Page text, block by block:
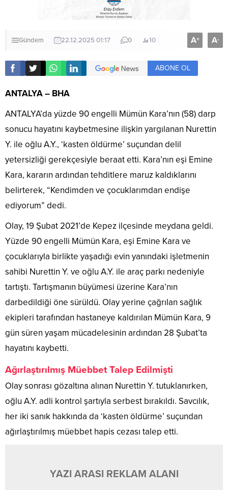
Gündem 22.12.2025 01:17 0 10 A+ A-
ABONE OL
ANTALYA – BHA
ANTALYA’da yüzde 90 engelli Mümün Kara’nın (58) darp
sonucu hayatını kaybetmesine ilişkin yargılanan Nurettin
Y. ile oğlu A.Y., ‘kasten öldürme’ suçundan delil
yetersizliği gerekçesiyle beraat etti. Kara’nın eşi Emine
Kara, kararın ardından tehditlere maruz kaldıklarını
belirterek, “Kendimden ve çocuklarımdan endişe
ediyorum” dedi.
Olay, 19 Şubat 2021’de Kepez ilçesinde meydana geldi.
Yüzde 90 engelli Mümün Kara, eşi Emine Kara ve
çocuklarıyla birlikte yaşadığı evin yanındaki işletmenin
sahibi Nurettin Y. ve oğlu A.Y. ile araç parkı nedeniyle
tartıştı. Tartışmanın büyümesi üzerine Kara’nın
darbedildiği öne sürüldü. Olay yerine çağrılan sağlık
ekipleri tarafından hastaneye kaldırılan Mümün Kara, 9
gün süren yaşam mücadelesinin ardından 28 Şubat’ta
hayatını kaybetti.
Ağırlaştırılmış Müebbet Talep Edilmişti
Olay sonrası gözaltına alınan Nurettin Y. tutuklanırken,
oğlu A.Y. adli kontrol şartıyla serbest bırakıldı. Savcılık,
her iki sanık hakkında da ‘kasten öldürme’ suçundan
ağırlaştırılmış müebbet hapis cezası talep etti.
YAZI ARASI REKLAM ALANI